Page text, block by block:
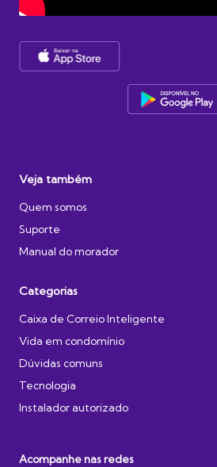
Veja também
Quem somos
Suporte
Manual do morador
Categorias
Caixa de Correio Inteligente
Vida em condomínio
Dúvidas comuns
Tecnologia
Instalador autorizado
Acompanhe nas redes